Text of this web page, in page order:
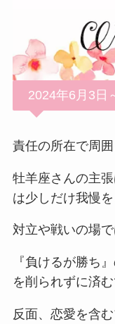
2024年6月3日
責任の所在で周囲
牡羊座さんの主
は少しだけ我慢
対立や戦いの場
『負けるが勝ち
を削られずに済む
反面、恋愛を含